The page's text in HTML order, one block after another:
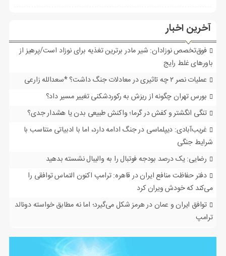
آخرین اخبار
فوق‌تخصص نوزادان: شیر مادر برترین تغذیه برای نوزاد است/پرهیز از
باورهای غلط رایج
عملیات نصر ۲ چه تاثیری در معادلات جنگ داشت؟ *سعدالله زارعی
بورس تهران چگونه از ریزش به رکوردشکنی تغییر مسیر داد؟
تنگی انگشتر و کفش در گرما؛ واکنش طبیعی بدن یا هشدار جدی؟
غریب‌آبادی: دیپلماسی در جنگ ادامه دارد، اما با ادبیاتی متناسب با
شرایط جنگی
رضایی: یک درصد بودجه فوتبال را به والیبال نشسته بدهید
دفتر حفاظت منافع ایران در قاهره: ترامپ اکنون التماس توافقی را
می‌کند که خودش ویران کرد
توافق ایران و عمان در هرمز شکل می‌گیرد؛ اما نه مطابق خواسته دونالد
ترامپ